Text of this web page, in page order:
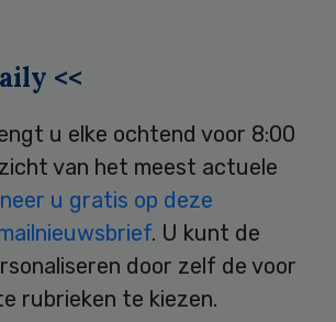
<<
u elke ochtend voor 8:00
van het meest actuele
u gratis op deze
. U kunt de
door zelf de voor
rubrieken te kiezen.